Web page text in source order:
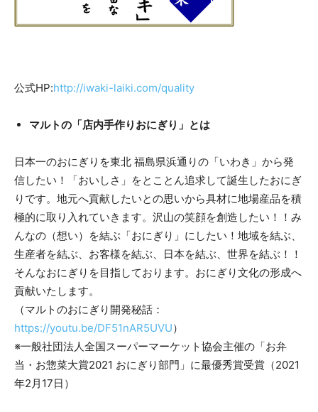
公式HP:http://iwaki-laiki.com/quality
マルトの「店内手作りおにぎり」とは
日本一のおにぎりを東北 福島県浜通りの「いわき」から発
信したい！「おいしさ」をとことん追求して誕生したおにぎ
りです。地元へ貢献したいとの思いから具材に地場産品を積
極的に取り入れていきます。沢山の笑顔を創造したい！！み
んなの（想い）を結ぶ「おにぎり」にしたい！地域を結ぶ、
生産者を結ぶ、お客様を結ぶ、日本を結ぶ、世界を結ぶ！！
そんなおにぎりを目指しております。おにぎり文化の形成へ
貢献いたします。
（マルトのおにぎり開発秘話：
https://youtu.be/DF51nAR5UVU）
※一般社団法人全国スーパーマーケット協会主催の「お弁
当・お惣菜大賞2021 おにぎり部門」に最優秀賞受賞（2021
年2月17日）